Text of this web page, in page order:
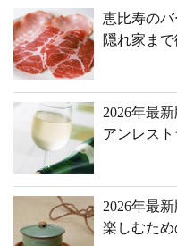
恵比寿のバ
隠れ家ま
2026年最
アンレス
2026年最
楽しむた